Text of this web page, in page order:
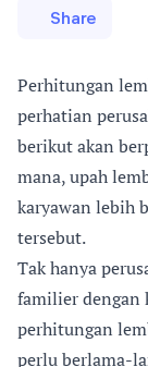
Share
Perhitungan
perhatian
berikut akan
mana, upah
karyawan lebih
tersebut.
Tak hanya
familier dengan
perhitungan
perlu berlama-